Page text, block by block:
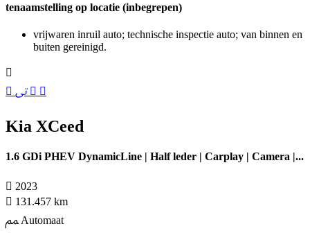
tenaamstelling op locatie (inbegrepen)
vrijwaren inruil auto; technische inspectie auto; van binnen en
buiten gereinigd.
Kia XCeed
1.6 GDi PHEV DynamicLine | Half leder | Carplay | Camera |...
2023
131.457 km
Automaat